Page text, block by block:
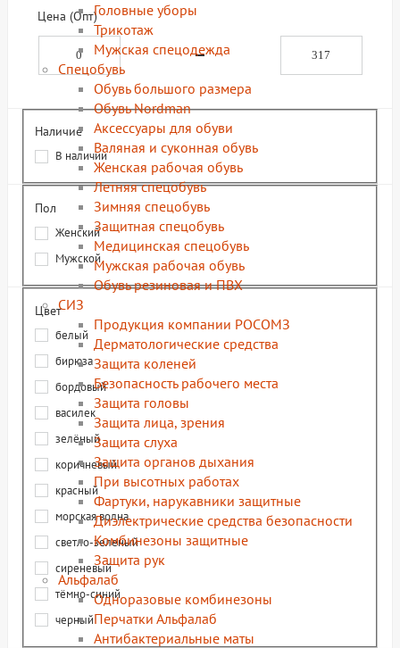
Головные уборы
Трикотаж
Мужская спецодежда
Спецобувь
Обувь большого размера
Обувь Nordman
Аксессуары для обуви
Валяная и суконная обувь
Женская рабочая обувь
Летняя спецобувь
Зимняя спецобувь
Защитная спецобувь
Медицинская спецобувь
Мужская рабочая обувь
Обувь резиновая и ПВХ
СИЗ
Продукция компании РОСОМЗ
Дерматологические средства
Защита коленей
Безопасность рабочего места
Защита головы
Защита лица, зрения
Защита слуха
Защита органов дыхания
При высотных работах
Фартуки, нарукавники защитные
Диэлектрические средства безопасности
Комбинезоны защитные
Защита рук
Альфалаб
Одноразовые комбинезоны
Перчатки Альфалаб
Антибактериальные маты
Цена (Опт)
Наличие
В наличии
Пол
Женский
Мужской
Цвет
белый
бирюза
бордовый
василек
зелёный
коричневый
красный
морская волна
светло-зеленый
сиреневый
тёмно-синий
черный